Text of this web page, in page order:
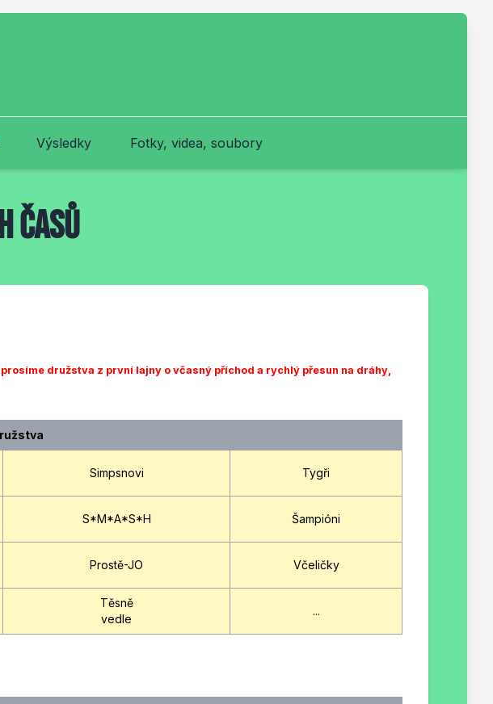
Výsledky Fotky, videa, soubory
časů
prosíme družstva z první lajny o včasný příchod a rychlý přesun na dráhy,
Simpsnovi Tygři
S*M*A*S*H Šampióni
Prostě-JO Včeličky
Těsně
vedle
...